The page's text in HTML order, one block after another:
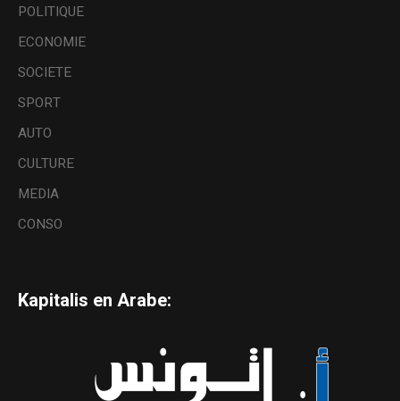
POLITIQUE
ECONOMIE
SOCIETE
SPORT
AUTO
CULTURE
MEDIA
CONSO
Kapitalis en Arabe: